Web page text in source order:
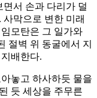
서 손과 다리가 덜
막으로 변한 미래
모탄은 그 일가와
절벽 위 동굴에서 지
배한다.
놓고 하사하듯 물을
듯 세상을 주무른